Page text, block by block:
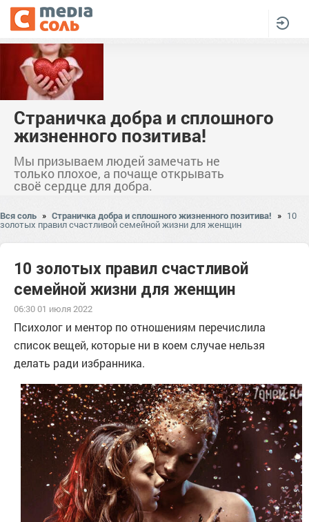
Страничка добра и сплошного
жизненного позитива!
Мы призываем людей замечать не
только плохое, а почаще открывать
своё сердце для добра.
Вся соль » Страничка добра и сплошного жизненного позитива! » 10
золотых правил счастливой семейной жизни для женщин
10 золотых правил счастливой
семейной жизни для женщин
06:30 01 июля 2022
Психолог и ментор по отношениям перечислила
список вещей, которые ни в коем случае нельзя
делать ради избранника.